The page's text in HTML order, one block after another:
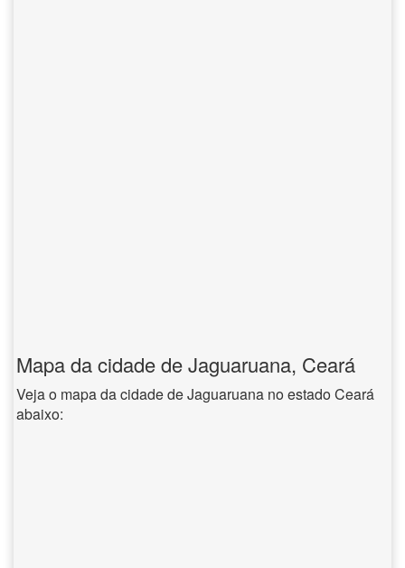
Mapa da cidade de Jaguaruana, Ceará
Veja o mapa da cidade de Jaguaruana no estado Ceará
abaixo: